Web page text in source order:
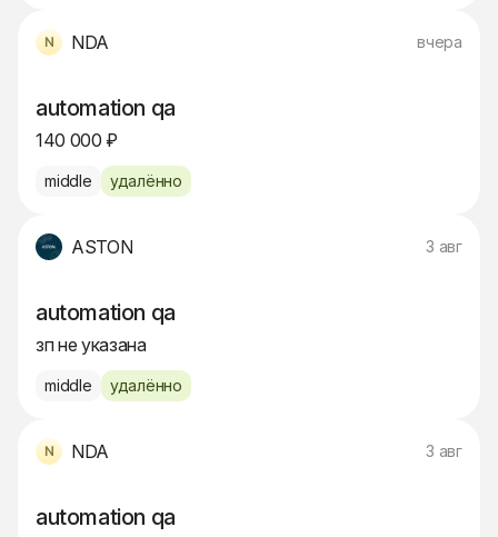
NDA вчера
automation qa
140 000 ₽
middle удалённо
ASTON 3 авг
automation qa
зп не указана
middle удалённо
NDA 3 авг
automation qa